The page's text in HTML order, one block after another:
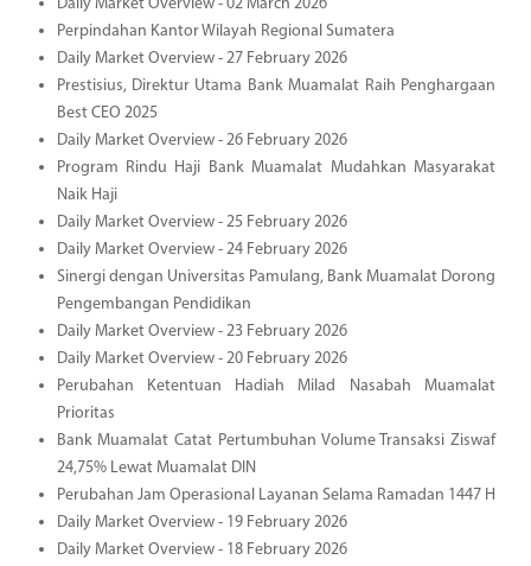
Daily Market Overview - 02 March 2026
Perpindahan Kantor Wilayah Regional Sumatera
Daily Market Overview - 27 February 2026
Prestisius, Direktur Utama Bank Muamalat Raih Penghargaan
Best CEO 2025
Daily Market Overview - 26 February 2026
Program Rindu Haji Bank Muamalat Mudahkan Masyarakat
Naik Haji
Daily Market Overview - 25 February 2026
Daily Market Overview - 24 February 2026
Sinergi dengan Universitas Pamulang, Bank Muamalat Dorong
Pengembangan Pendidikan
Daily Market Overview - 23 February 2026
Daily Market Overview - 20 February 2026
Perubahan Ketentuan Hadiah Milad Nasabah Muamalat
Prioritas
Bank Muamalat Catat Pertumbuhan Volume Transaksi Ziswaf
24,75% Lewat Muamalat DIN
Perubahan Jam Operasional Layanan Selama Ramadan 1447 H
Daily Market Overview - 19 February 2026
Daily Market Overview - 18 February 2026